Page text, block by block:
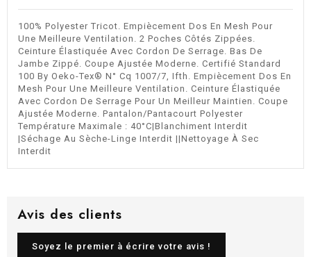
100% Polyester Tricot. Empiècement Dos En Mesh Pour
Une Meilleure Ventilation. 2 Poches Côtés Zippées.
Ceinture Élastiquée Avec Cordon De Serrage. Bas De
Jambe Zippé. Coupe Ajustée Moderne. Certifié Standard
100 By Oeko-Tex® N° Cq 1007/7, Ifth. Empiècement Dos En
Mesh Pour Une Meilleure Ventilation. Ceinture Élastiquée
Avec Cordon De Serrage Pour Un Meilleur Maintien. Coupe
Ajustée Moderne. Pantalon/Pantacourt Polyester
Température Maximale : 40°C|Blanchiment Interdit
|Séchage Au Sèche-Linge Interdit ||Nettoyage À Sec
Interdit
Avis des clients
Soyez le premier à écrire votre avis !